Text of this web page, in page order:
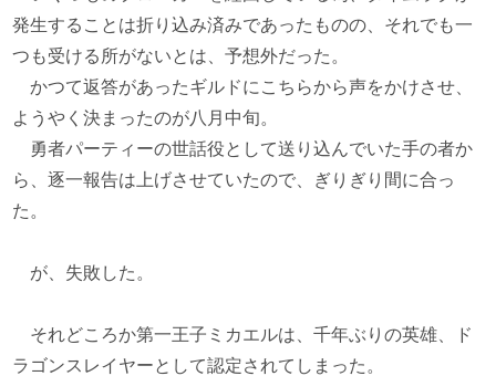
発生することは折り込み済みであったものの、それでも一
つも受ける所がないとは、予想外だった。
かつて返答があったギルドにこちらから声をかけさせ、
ようやく決まったのが八月中旬。
勇者パーティーの世話役として送り込んでいた手の者か
ら、逐一報告は上げさせていたので、ぎりぎり間に合っ
た。
が、失敗した。
それどころか第一王子ミカエルは、千年ぶりの英雄、ド
ラゴンスレイヤーとして認定されてしまった。